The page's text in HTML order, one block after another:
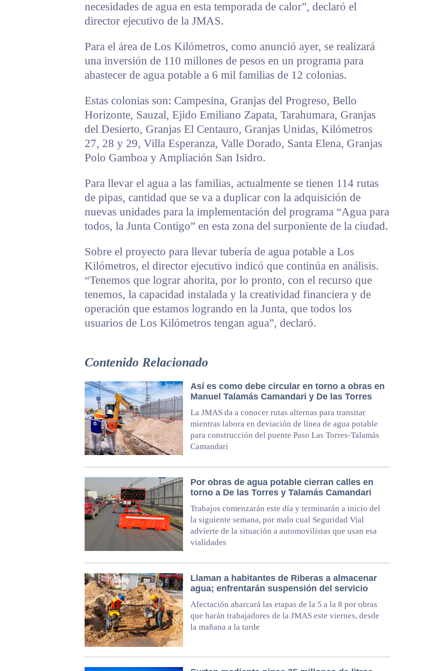
necesidades de agua en esta temporada de calor”, declaró el
director ejecutivo de la JMAS.
Para el área de Los Kilómetros, como anunció ayer, se realizará
una inversión de 110 millones de pesos en un programa para
abastecer de agua potable a 6 mil familias de 12 colonias.
Estas colonias son: Campesina, Granjas del Progreso, Bello
Horizonte, Sauzal, Ejido Emiliano Zapata, Tarahumara, Granjas
del Desierto, Granjas El Centauro, Granjas Unidas, Kilómetros
27, 28 y 29, Villa Esperanza, Valle Dorado, Santa Elena, Granjas
Polo Gamboa y Ampliación San Isidro.
Para llevar el agua a las familias, actualmente se tienen 114 rutas
de pipas, cantidad que se va a duplicar con la adquisición de
nuevas unidades para la implementación del programa “Agua para
todos, la Junta Contigo” en esta zona del surponiente de la ciudad.
Sobre el proyecto para llevar tubería de agua potable a Los
Kilómetros, el director ejecutivo indicó que continúa en análisis.
“Tenemos que lograr ahorita, por lo pronto, con el recurso que
tenemos, la capacidad instalada y la creatividad financiera y de
operación que estamos logrando en la Junta, que todos los
usuarios de Los Kilómetros tengan agua”, declaró.
Contenido Relacionado
Así es como debe circular en torno a obras en
Manuel Talamás Camandari y De las Torres
La JMAS da a conocer rutas alternas para transitar
mientras labora en deviación de línea de agua potable
para construcción del puente Paso Las Torres-Talamás
Camandari
Por obras de agua potable cierran calles en
torno a De las Torres y Talamás Camandari
Trabajos comenzarán este día y terminarán a inicio del
la siguiente semana, por malo cual Seguridad Vial
advierte de la situación a automovilistas que usan esa
vialidades
Llaman a habitantes de Riberas a almacenar
agua; enfrentarán suspensión del servicio
Afectación abarcará las etapas de la 5 a la 8 por obras
que harán trabajadores de la JMAS este viernes, desde
la mañana a la tarde